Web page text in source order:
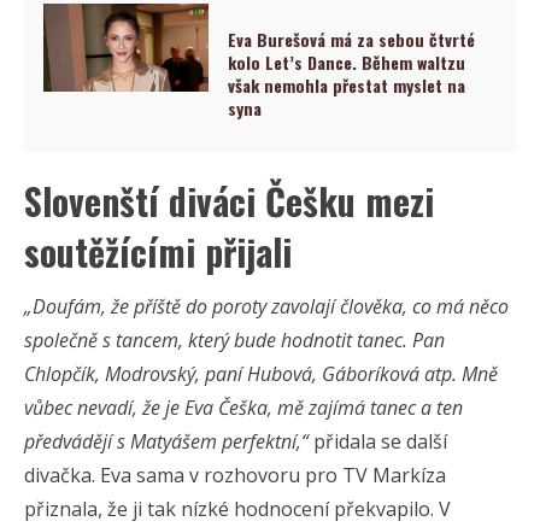
Eva Burešová má za sebou čtvrté
kolo Let’s Dance. Během waltzu
však nemohla přestat myslet na
syna
Slovenští diváci Češku mezi
soutěžícími přijali
„Doufám, že příště do poroty zavolají člověka, co má něco
společně s tancem, který bude hodnotit tanec. Pan
Chlopčík, Modrovský, paní Hubová, Gáboríková atp. Mně
vůbec nevadí, že je Eva Češka, mě zajímá tanec a ten
předvádějí s Matyášem perfektní,“přidala se další
divačka. Eva sama v rozhovoru pro TV Markíza
přiznala, že ji tak nízké hodnocení překvapilo. V